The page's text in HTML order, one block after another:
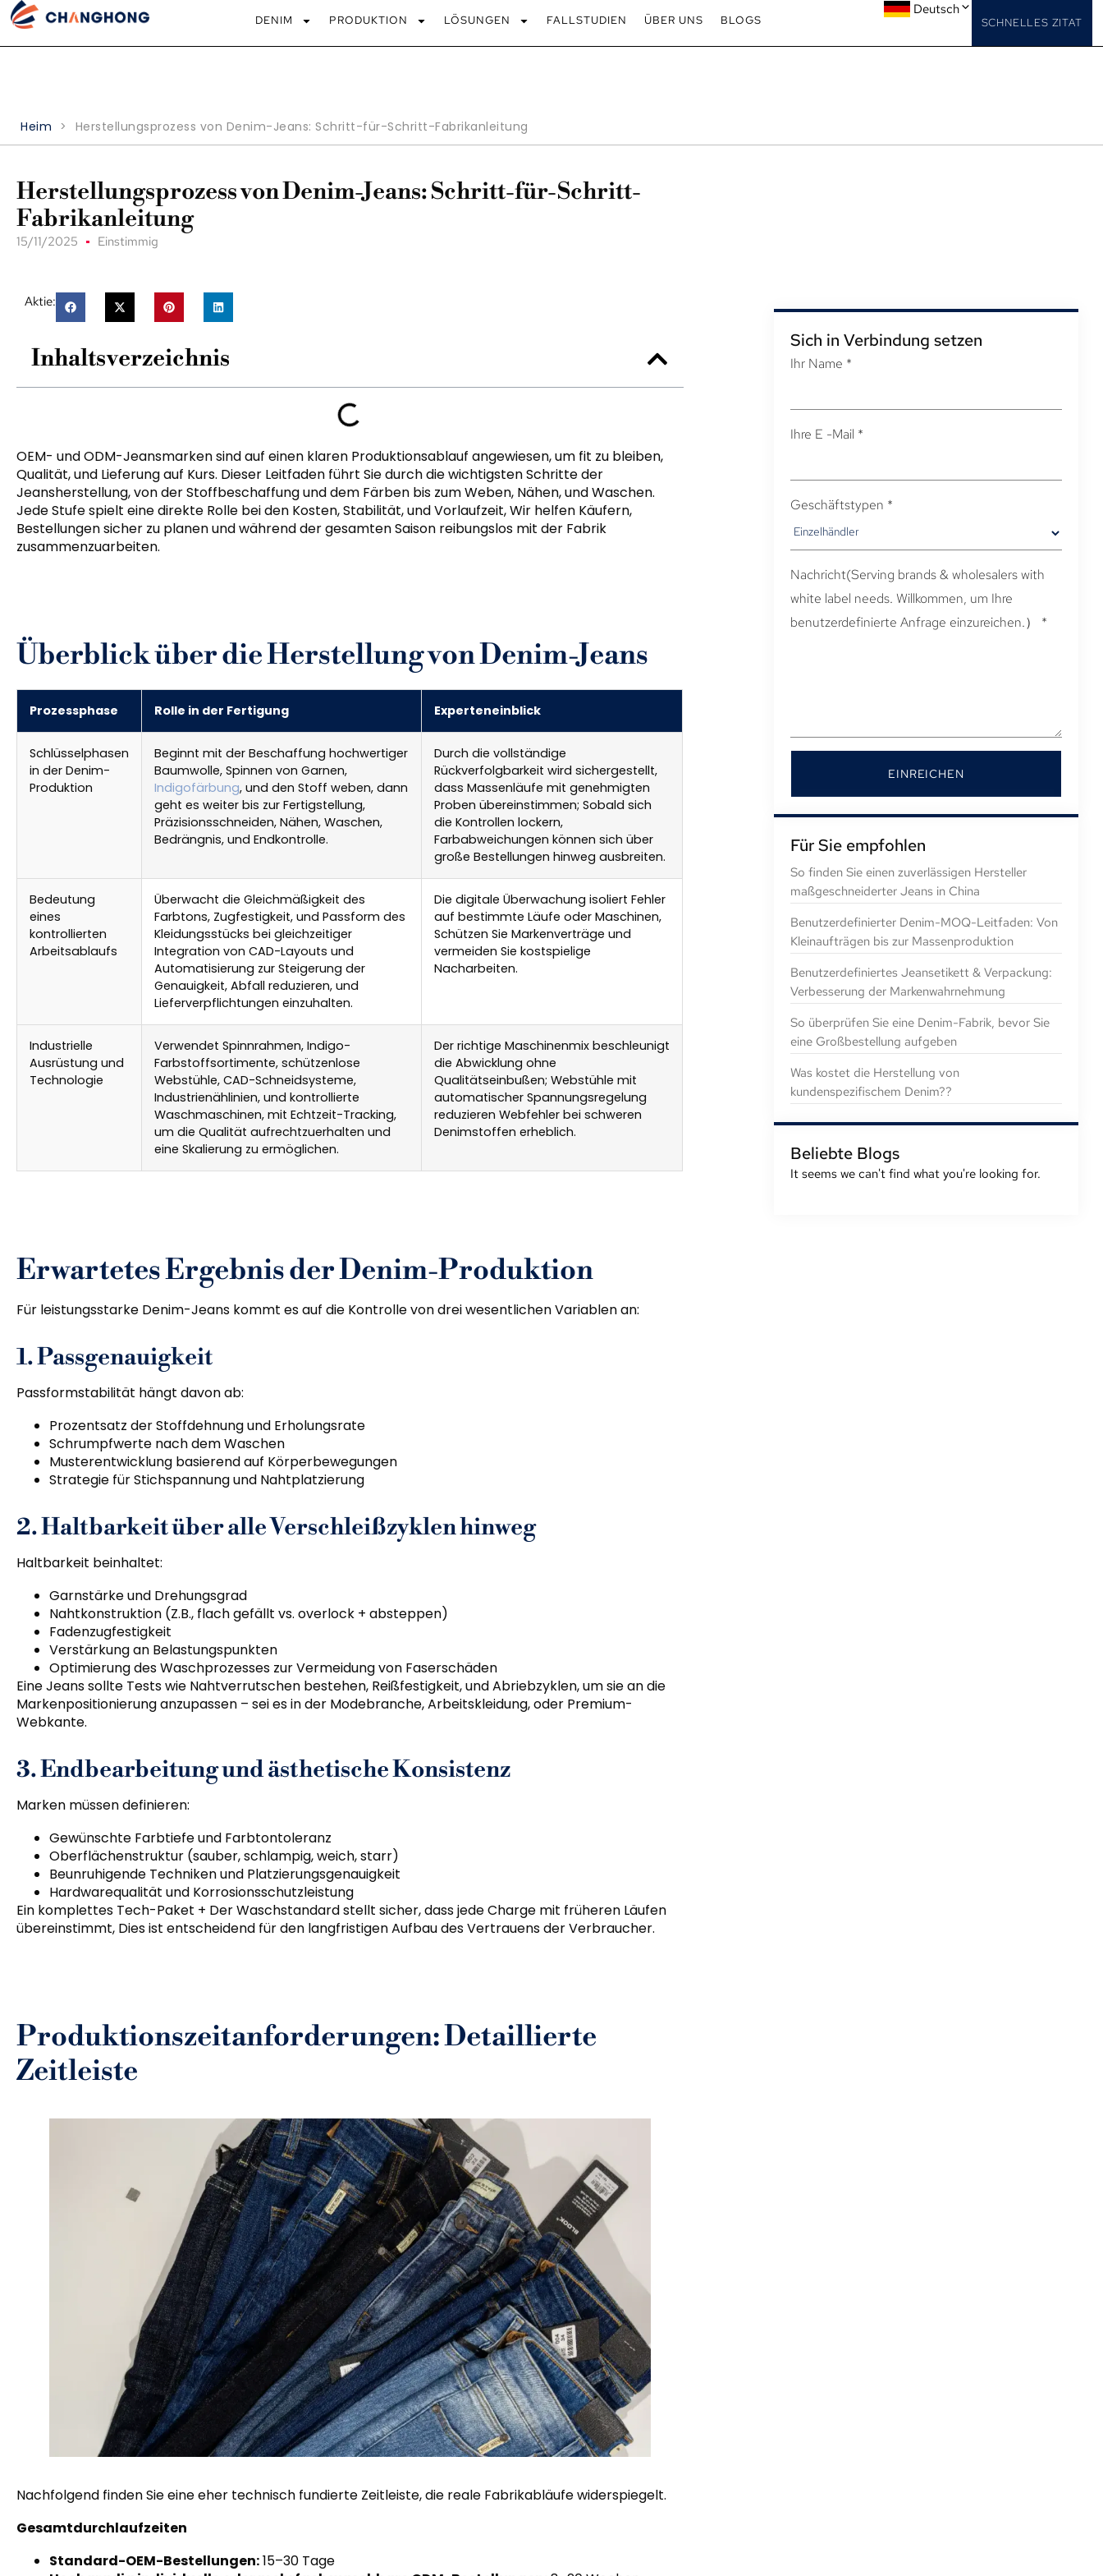
DENIM PRODUKTION LÖSUNGEN FALLSTUDIEN ÜBER UNS BLOGS SCHNELLES ZITAT
Deutsch
Heim > Herstellungsprozess von Denim-Jeans: Schritt-für-Schritt-Fabrikanleitung
Herstellungsprozess von Denim-Jeans: Schritt-für-Schritt-
Fabrikanleitung
15/11/2025 Einstimmig
Aktie:
Inhaltsverzeichnis
OEM- und ODM-Jeansmarken sind auf einen klaren Produktionsablauf angewiesen, um fit zu bleiben,
Qualität, und Lieferung auf Kurs. Dieser Leitfaden führt Sie durch die wichtigsten Schritte der
Jeansherstellung, von der Stoffbeschaffung und dem Färben bis zum Weben, Nähen, und Waschen.
Jede Stufe spielt eine direkte Rolle bei den Kosten, Stabilität, und Vorlaufzeit, Wir helfen Käufern,
Bestellungen sicher zu planen und während der gesamten Saison reibungslos mit der Fabrik
zusammenzuarbeiten.
Überblick über die Herstellung von Denim-Jeans
Prozessphase Rolle in der Fertigung Experteneinblick
Schlüsselphasen
in der Denim-
Produktion
Beginnt mit der Beschaffung hochwertiger
Baumwolle, Spinnen von Garnen,
Indigofärbung, und den Stoff weben, dann
geht es weiter bis zur Fertigstellung,
Präzisionsschneiden, Nähen, Waschen,
Bedrängnis, und Endkontrolle.
Durch die vollständige
Rückverfolgbarkeit wird sichergestellt,
dass Massenläufe mit genehmigten
Proben übereinstimmen; Sobald sich
die Kontrollen lockern,
Farbabweichungen können sich über
große Bestellungen hinweg ausbreiten.
Bedeutung
eines
kontrollierten
Arbeitsablaufs
Überwacht die Gleichmäßigkeit des
Farbtons, Zugfestigkeit, und Passform des
Kleidungsstücks bei gleichzeitiger
Integration von CAD-Layouts und
Automatisierung zur Steigerung der
Genauigkeit, Abfall reduzieren, und
Lieferverpflichtungen einzuhalten.
Die digitale Überwachung isoliert Fehler
auf bestimmte Läufe oder Maschinen,
Schützen Sie Markenverträge und
vermeiden Sie kostspielige
Nacharbeiten.
Industrielle
Ausrüstung und
Technologie
Verwendet Spinnrahmen, Indigo-
Farbstoffsortimente, schützenlose
Webstühle, CAD-Schneidsysteme,
Industrienählinien, und kontrollierte
Waschmaschinen, mit Echtzeit-Tracking,
um die Qualität aufrechtzuerhalten und
eine Skalierung zu ermöglichen.
Der richtige Maschinenmix beschleunigt
die Abwicklung ohne
Qualitätseinbußen; Webstühle mit
automatischer Spannungsregelung
reduzieren Webfehler bei schweren
Denimstoffen erheblich.
Erwartetes Ergebnis der Denim-Produktion
Für leistungsstarke Denim-Jeans kommt es auf die Kontrolle von drei wesentlichen Variablen an:
1. Passgenauigkeit
Passformstabilität hängt davon ab:
Prozentsatz der Stoffdehnung und Erholungsrate
Schrumpfwerte nach dem Waschen
Musterentwicklung basierend auf Körperbewegungen
Strategie für Stichspannung und Nahtplatzierung
2. Haltbarkeit über alle Verschleißzyklen hinweg
Haltbarkeit beinhaltet:
Garnstärke und Drehungsgrad
Nahtkonstruktion (Z.B., flach gefällt vs. overlock + absteppen)
Fadenzugfestigkeit
Verstärkung an Belastungspunkten
Optimierung des Waschprozesses zur Vermeidung von Faserschäden
Eine Jeans sollte Tests wie Nahtverrutschen bestehen, Reißfestigkeit, und Abriebzyklen, um sie an die
Markenpositionierung anzupassen – sei es in der Modebranche, Arbeitskleidung, oder Premium-
Webkante.
3. Endbearbeitung und ästhetische Konsistenz
Marken müssen definieren:
Gewünschte Farbtiefe und Farbtontoleranz
Oberflächenstruktur (sauber, schlampig, weich, starr)
Beunruhigende Techniken und Platzierungsgenauigkeit
Hardwarequalität und Korrosionsschutzleistung
Ein komplettes Tech-Paket + Der Waschstandard stellt sicher, dass jede Charge mit früheren Läufen
übereinstimmt, Dies ist entscheidend für den langfristigen Aufbau des Vertrauens der Verbraucher.
Produktionszeitanforderungen: Detaillierte
Zeitleiste
Nachfolgend finden Sie eine eher technisch fundierte Zeitleiste, die reale Fabrikabläufe widerspiegelt.
Gesamtdurchlaufzeiten
Standard-OEM-Bestellungen:15–30 Tage
Sich in Verbindung setzen
Ihr Name *
Ihre E -Mail *
Geschäftstypen *
Nachricht(Serving brands & wholesalers with
white label needs. Willkommen, um Ihre
benutzerdefinierte Anfrage einzureichen.）
*
EINREICHEN
Für Sie empfohlen
So finden Sie einen zuverlässigen Hersteller
maßgeschneiderter Jeans in China
Benutzerdefinierter Denim-MOQ-Leitfaden: Von
Kleinaufträgen bis zur Massenproduktion
Benutzerdefiniertes Jeansetikett & Verpackung:
Verbesserung der Markenwahrnehmung
So überprüfen Sie eine Denim-Fabrik, bevor Sie
eine Großbestellung aufgeben
Was kostet die Herstellung von
kundenspezifischem Denim??
Beliebte Blogs
It seems we can't find what you're looking for.